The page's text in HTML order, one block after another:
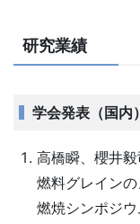
研究業績
学会発表（国内）
高橋瞬、櫻井
燃料グレイン
燃焼シンポジ